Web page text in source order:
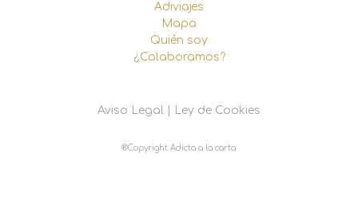
Adiviajes
Mapa
Quién soy
¿Colaboramos?
Aviso Legal Ley de Cookies
®Copyright Adicta a la carta.